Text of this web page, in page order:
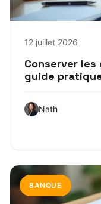
12 juillet 2026
Conserver
guide
Nath
BANQUE